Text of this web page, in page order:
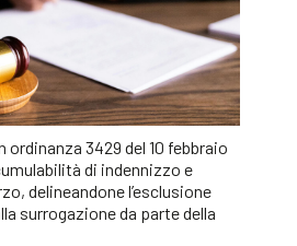
ordinanza 3429 del 10 febbraio
di indennizzo e
delineandone l’esclusione
surrogazione da parte della